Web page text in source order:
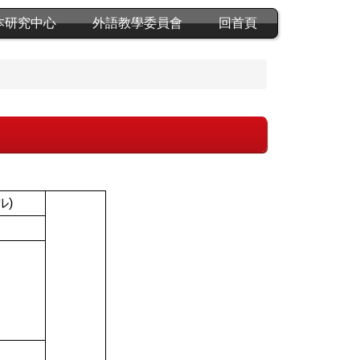
研究中心 外語教學委員會 回首頁
)